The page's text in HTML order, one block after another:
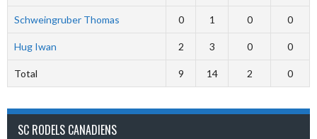
Schweingruber Thomas 0 1 0 0
Hug Iwan 2 3 0 0
Total 9 14 2 0
SC RODELS CANADIENS